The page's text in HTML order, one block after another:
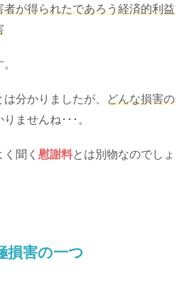
が得られたであろう経済的利益
分かりましたが、 どんな損害の
ませんね･･･。
聞く 慰謝料とは別物なのでしょ
損害の一つ